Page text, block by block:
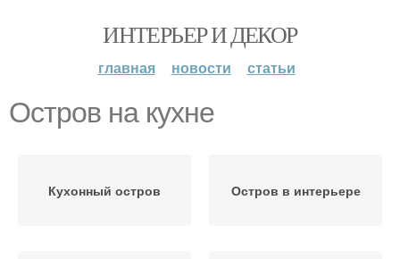
ИНТЕРЬЕР И ДЕКОР
главная новости статьи
Остров на кухне
Кухонный остров Остров в интерьере